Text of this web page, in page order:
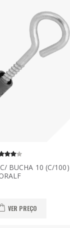
BUCHA 10 (C/100)
VER PREÇO